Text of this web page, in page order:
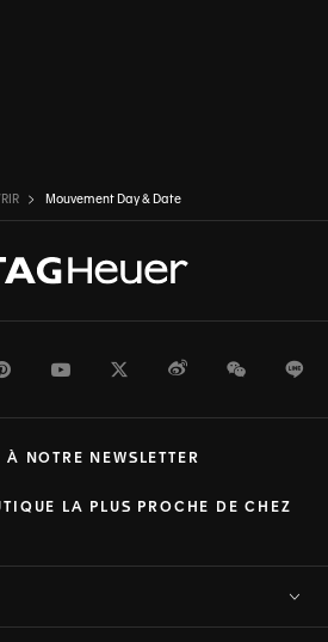
Mouvement Day & Date
PinterestYoutubeTwitterWeiboWeChat
LA PLUS PROCHE DE CHEZ
À NOTRE NEWSLETTER